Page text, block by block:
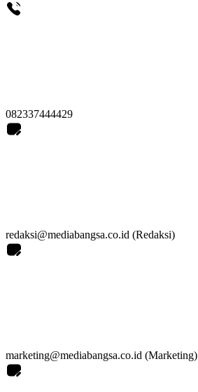
082337444429
redaksi@mediabangsa.co.id (Redaksi)
marketing@mediabangsa.co.id (Marketing)